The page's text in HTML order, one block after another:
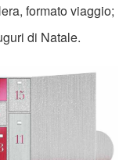
formato viaggio;
di Natale.